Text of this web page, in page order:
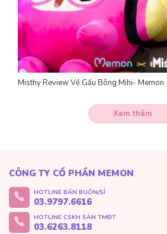
Misthy Review Về Gấu Bông Mihi- Memon
Xem thêm
CÔNG TY CỔ PHẦN MEMON
HOTLINE BÁN BUÔN/SỈ
03.9797.6616
HOTLINE CSKH SÀN TMĐT
03.6263.8118